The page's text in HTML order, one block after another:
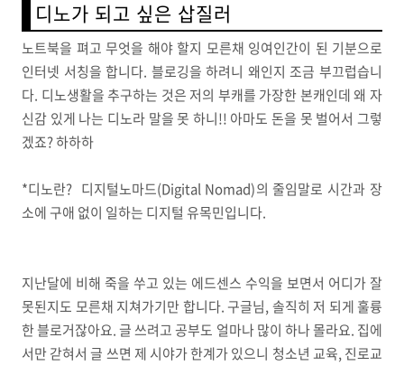
디노가 되고 싶은 삽질러
노트북을 펴고 무엇을 해야 할지 모른채 잉여인간이 된 기분으로
인터넷 서칭을 합니다. 블로깅을 하려니 왜인지 조금 부끄럽습니
다. 디노생활을 추구하는 것은 저의 부캐를 가장한 본캐인데 왜 자
신감 있게 나는 디노라 말을 못 하니!! 아마도 돈을 못 벌어서 그렇
겠죠? 하하하
*디노란? 디지털노마드(Digital Nomad)의 줄임말로 시간과 장
소에 구애 없이 일하는 디지털 유목민입니다.
지난달에 비해 죽을 쑤고 있는 에드센스 수익을 보면서 어디가 잘
못된지도 모른채 지쳐가기만 합니다. 구글님, 솔직히 저 되게 훌륭
한 블로거잖아요. 글 쓰려고 공부도 얼마나 많이 하나 몰라요. 집에
서만 갇혀서 글 쓰면 제 시야가 한계가 있으니 청소년 교육, 진로교